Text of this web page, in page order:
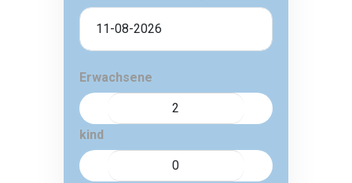
Erwachsene
kind